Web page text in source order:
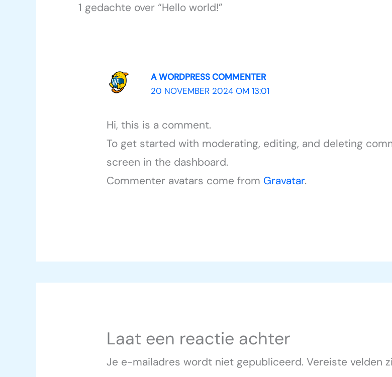
1 gedachte over “Hello world!”
A WORDPRESS COMMENTER
20 NOVEMBER 2024 OM 13:01
Hi, this is a comment.
To get started with moderating, editing, and deleting
screen in the dashboard.
Commenter avatars come from Gravatar.
Laat een reactie achter
Je e-mailadres wordt niet gepubliceerd. Vereiste velden